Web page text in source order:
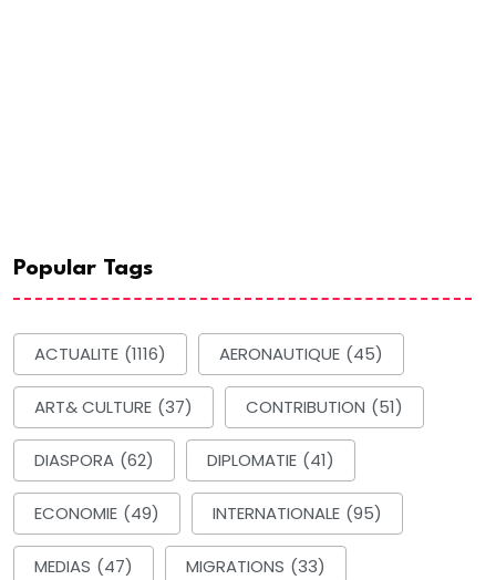
Popular Tags
ACTUALITE (1116) AERONAUTIQUE (45)
ART& CULTURE (37) CONTRIBUTION (51)
DIASPORA (62) DIPLOMATIE (41)
ECONOMIE (49) INTERNATIONALE (95)
MEDIAS (47) MIGRATIONS (33)